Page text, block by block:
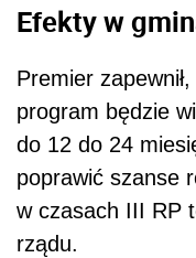
Efekty w
Premier
program będzie
do 12 do 24
poprawić szanse
w czasach III RP
rządu.